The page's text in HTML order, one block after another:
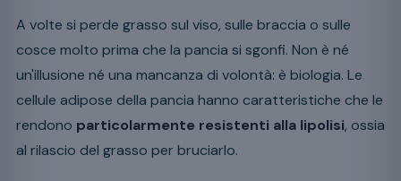
A volte si perde grasso sul viso, sulle braccia o sulle
cosce molto prima che la pancia si sgonfi. Non è né
un'illusione né una mancanza di volontà: è biologia. Le
cellule adipose della pancia hanno caratteristiche che le
rendono particolarmente resistenti alla lipolisi, ossia
al rilascio del grasso per bruciarlo.